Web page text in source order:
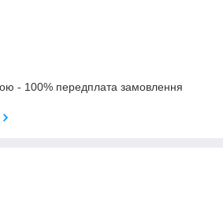
- 100% передплата замовлення